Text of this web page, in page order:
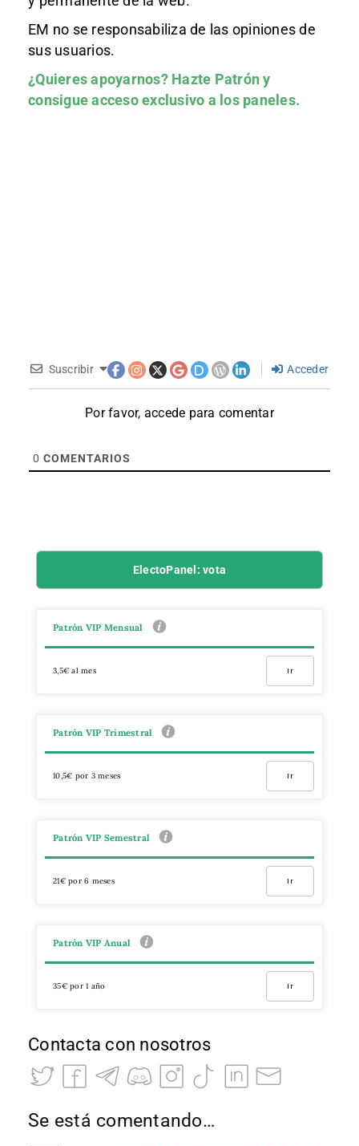
EM no se responsabiliza de las opiniones de
sus usuarios.
¿Quieres apoyarnos? Hazte Patróny
consigue acceso exclusivo a los paneles.
Suscribir Acceder
Por favor, accede para comentar
0 COMENTARIOS
ElectoPanel: vota
Patrón VIP Mensual
3,5€ al mes Ir
Patrón VIP Trimestral
10,5€ por 3 meses Ir
Patrón VIP Semestral
21€ por 6 meses Ir
Patrón VIP Anual
35€ por 1 año Ir
Contacta con nosotros
Se está comentando…